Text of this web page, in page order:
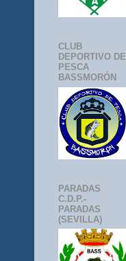
CLUB
DEPORTIVO DE
PESCA
BASSMORÓN
PARADAS
C.D.P.-
PARADAS
(SEVILLA)